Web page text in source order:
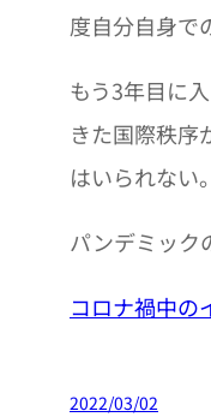
度自分自身で
もう3年目に
きた国際秩序
はいられない。
パンデミック
コロナ禍中
2022/03/02